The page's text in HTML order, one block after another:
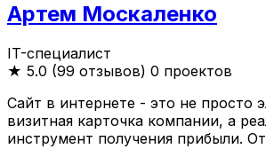
Артем Москаленко
IT-специалист
★ 5.0 (99 отзывов) 0 проектов
Сайт в интернете - это не просто
визитная карточка компании, а
инструмент получения прибыли.